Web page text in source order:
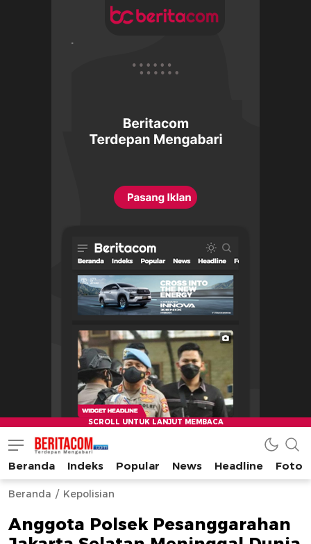
beritacom.com
bestnews
Beranda Indeks Popular News Headline Foto
Beranda Kepolisian
Anggota Polsek Pesanggarahan